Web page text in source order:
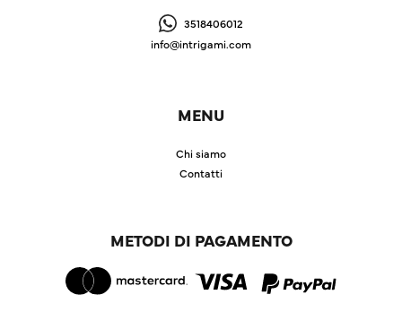
3518406012
info@intrigami.com
MENU
Chi siamo
Contatti
METODI DI PAGAMENTO